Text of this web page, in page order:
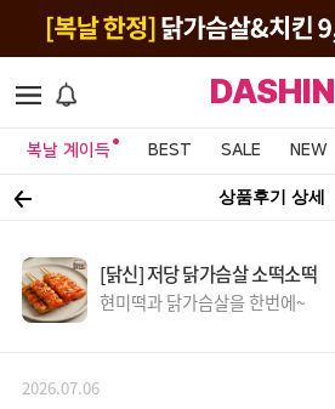
DASHIN
복날 계이득 BEST SALE NEW
상품후기 상세
[닭신] 저당 닭가슴살 소떡소떡
현미떡과 닭가슴살을 한번에~
2026.07.06